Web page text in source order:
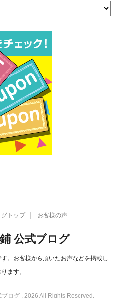
グトップ お客様の声
公式ブログ
。お客様から頂いたお声などを掲載し
ます。
ログ , 2026 All Rights Reserved.